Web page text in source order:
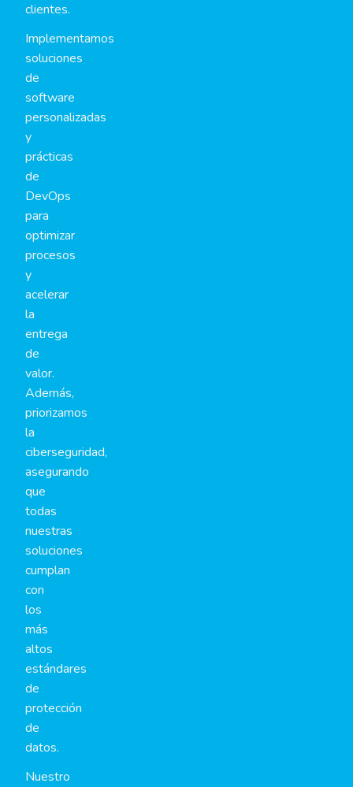
clientes.
Implementamos
soluciones
de
software
personalizadas
y
prácticas
de
DevOps
para
optimizar
procesos
y
acelerar
la
entrega
de
valor.
Además,
priorizamos
la
ciberseguridad,
asegurando
que
todas
nuestras
soluciones
cumplan
con
los
más
altos
estándares
de
protección
de
datos.
Nuestro